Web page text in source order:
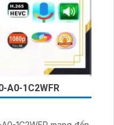
A0-1C2WFR